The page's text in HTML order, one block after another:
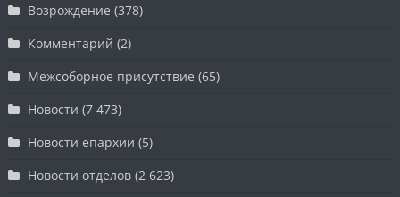
Возрождение (378)
Комментарий (2)
Межсоборное присутствие (65)
Новости (7 473)
Новости епархии (5)
Новости отделов (2 623)